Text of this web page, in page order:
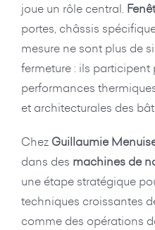
joue un rôle central.
portes, châssis
mesure ne sont plus de
fermeture : ils
performances
et architecturales des
Chez Guillaumie
dans des machines de
une étape stratégique
techniques croissantes
comme des opérations